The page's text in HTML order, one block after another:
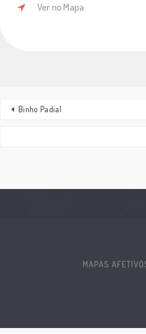
Ver no Mapa
Binho Padial
MAPAS